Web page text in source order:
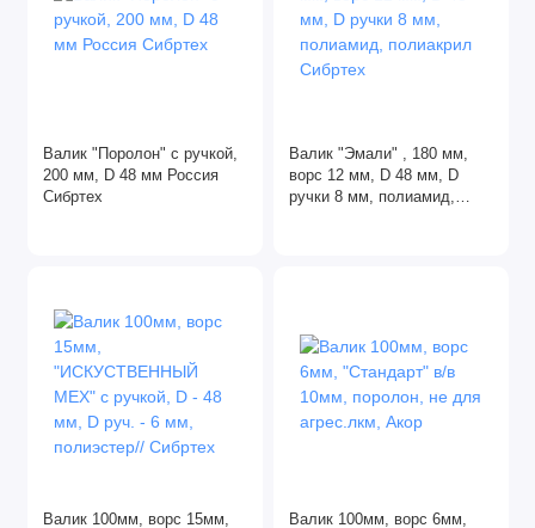
Валик "Поролон" с ручкой,
200 мм, D 48 мм Россия
Сибртех
Валик "Эмали" , 180 мм,
ворс 12 мм, D 48 мм, D
ручки 8 мм, полиамид,
Валик 100мм, ворс 15мм, Валик 100мм, ворс 6мм,